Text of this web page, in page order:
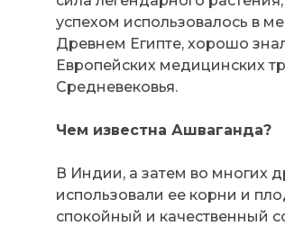
успехом использовалось в
Древнем Египте, хорошо
Европейских медицинских
Средневековья.
Чем известна Ашваганда?
В Индии, а затем во многих
использовали ее корни и
спокойный и качественный